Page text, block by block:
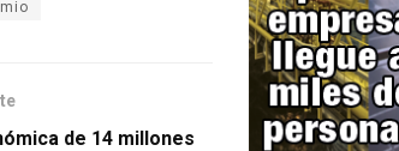
de 14 millones